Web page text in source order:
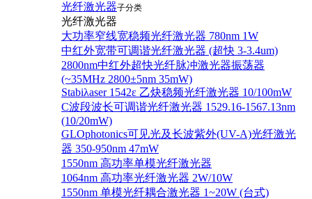
光纤激光器子分类
光纤激光器
大功率窄线宽稳频光纤激光器 780nm 1W
中红外宽带可调谐光纤激光器 (超快 3-3.4um)
2800nm中红外超快光纤脉冲激光器振荡器
(~35MHz 2800±5nm 35mW)
Stabiλaser 1542ε 乙炔稳频光纤激光器 10/100mW
C波段波长可调谐光纤激光器 1529.16-1567.13nm
(10/20mW)
GLOphotonics可见光及长波紫外(UV-A)光纤激光
器 350-950nm 47mW
1550nm 高功率单模光纤激光器
1064nm 高功率光纤激光器 2W/10W
1550nm 单模光纤耦合激光器 1~20W (台式)